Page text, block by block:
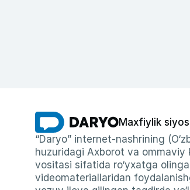
Maxfiylik
“Daryo” internet-nashrining
huzuridagi Axborot va
vositasi sifatida ro‘yxatga
videomateriallaridan